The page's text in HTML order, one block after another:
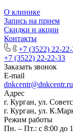
О клинике
Запись на прием
Скидки и акции
Контакты
+7 (3522) 22-
+7 (3522) 22-22-33
Заказать звонок
E-mail
dnkcentr@dnkcentr.ru
Адрес
г. Курган, ул.
г. Курган, ул.
Режим работы
Пн. – Пт.: с 8:00 до